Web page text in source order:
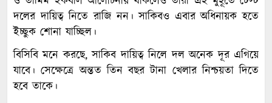
দলের দায়িত্ব নিতে রাজি নন। সাকিবও এবার অধিনায়ক হতে
ইচ্ছুক শোনা যাচ্ছিল।
বিসিবি মনে করছে, সাকিব দায়িত্ব নিলে দল অনেক দূর এগিয়ে
যাবে। সেক্ষেত্রে অন্তত তিন বছর টানা খেলার নিশ্চয়তা দিতে
হবে তাকে।